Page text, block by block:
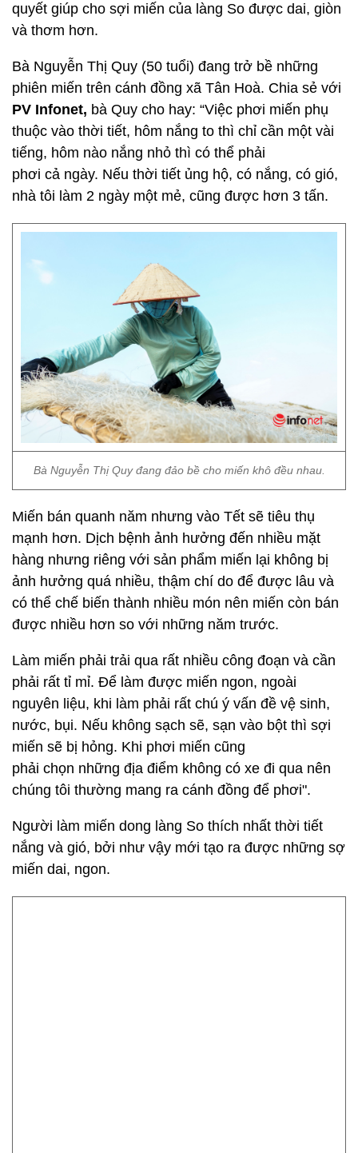
quyết giúp cho sợi miến của làng So được dai, giòn
và thơm hơn.
Bà Nguyễn Thị Quy (50 tuổi) đang trở bề những
phiên miến trên cánh đồng xã Tân Hoà. Chia sẻ với
PV Infonet, bà Quy cho hay: “Việc phơi miến phụ
thuộc vào thời tiết, hôm nắng to thì chỉ cần một vài
tiếng, hôm nào nắng nhỏ thì có thể phải
phơi cả ngày. Nếu thời tiết ủng hộ, có nắng, có gió,
nhà tôi làm 2 ngày một mẻ, cũng được hơn 3 tấn.
Bà Nguyễn Thị Quy đang đảo bề cho miến khô đều nhau.
Miến bán quanh năm nhưng vào Tết sẽ tiêu thụ
mạnh hơn. Dịch bệnh ảnh hưởng đến nhiều mặt
hàng nhưng riêng với sản phẩm miến lại không bị
ảnh hưởng quá nhiều, thậm chí do để được lâu và
có thể chế biến thành nhiều món nên miến còn bán
được nhiều hơn so với những năm trước.
Làm miến phải trải qua rất nhiều công đoạn và cần
phải rất tỉ mỉ. Để làm được miến ngon, ngoài
nguyên liệu, khi làm phải rất chú ý vấn đề vệ sinh,
nước, bụi. Nếu không sạch sẽ, sạn vào bột thì sợi
miến sẽ bị hỏng. Khi phơi miến cũng
phải chọn những địa điểm không có xe đi qua nên
chúng tôi thường mang ra cánh đồng để phơi".
Người làm miến dong làng So thích nhất thời tiết
nắng và gió, bởi như vậy mới tạo ra được những sợ
miến dai, ngon.